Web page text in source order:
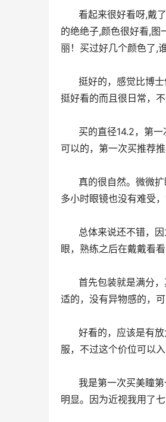
的绝绝子,颜色很﻿好看,图
丽！买过好几个颜﻿色了,
挺好看的而且很日常，
可以的，第一次买推荐
多小时眼镜也没有难受
眼，熟练之后在戴戴看
适的，没有异物感的，
服，不过这个价位可以
明显。因为近视我用了